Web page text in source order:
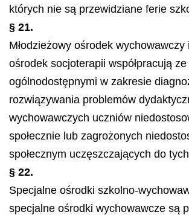
których nie są przewidziane ferie
§ 21.
Młodzieżowy ośrodek wychowawczy
ośrodek socjoterapii współpracują ze
ogólnodostępnymi w zakresie
rozwiązywania problemów
wychowawczych uczniów
społecznie lub zagrożonych
społecznym uczęszczających do tych
§ 22.
Specjalne ośrodki szkolno-
specjalne ośrodki wychowawcze są